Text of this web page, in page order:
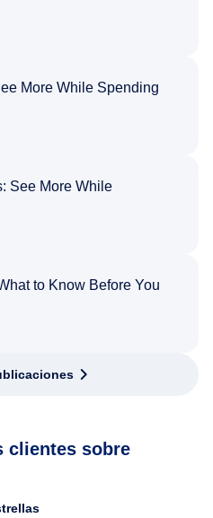
More While Spending
See More While
to Know Before You
clientes sobre